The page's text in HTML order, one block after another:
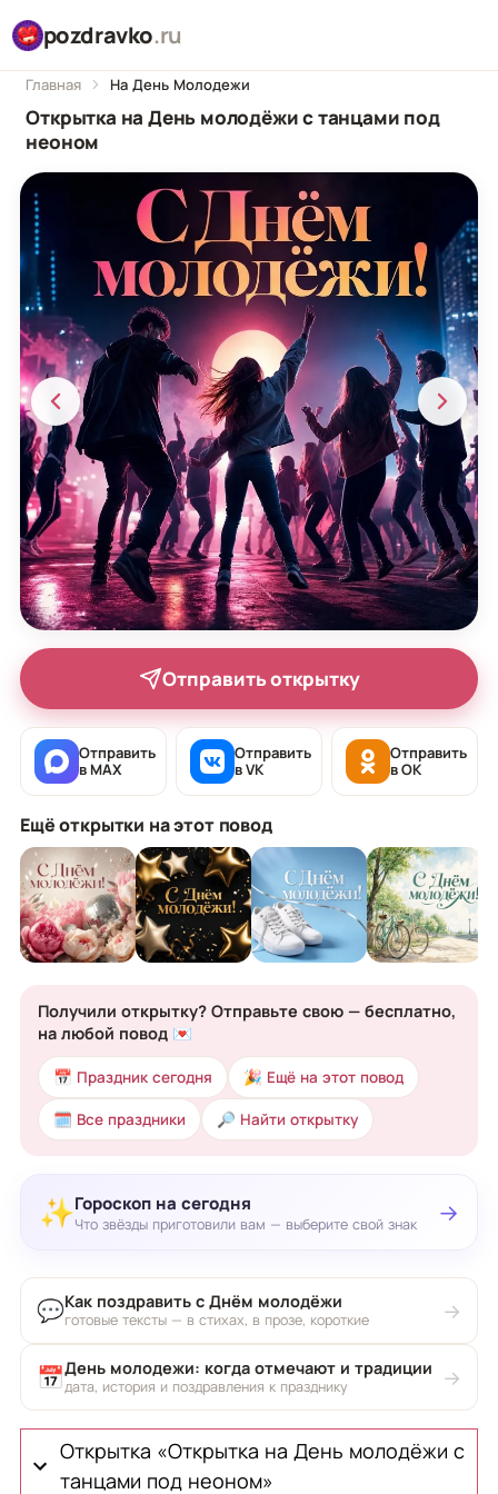
pozdravko.ru
Главная На День Молодежи
Открытка на День молодёжи с танцами под
неоном
Отправить открытку
Отправить
в MAX
Отправить
в VK
Отправить
в OK
Ещё открытки на этот повод
Получили открытку? Отправьте свою — бесплатно,
на любой повод 💌
📅 Праздник сегодня 🎉 Ещё на этот повод
🗓 Все праздники 🔎 Найти открытку
✨Гороскоп на сегодня
Что звёзды приготовили вам — выберите свой знак →
💬Как поздравить с Днём молодёжи
готовые тексты — в стихах, в прозе, короткие →
📅День молодежи: когда отмечают и традиции
дата, история и поздравления к празднику →
Открытка «Открытка на День молодёжи с
танцами под неоном»